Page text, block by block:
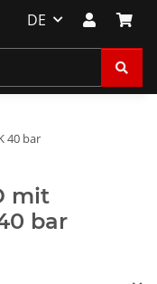
DE
40 bar
mit
bar